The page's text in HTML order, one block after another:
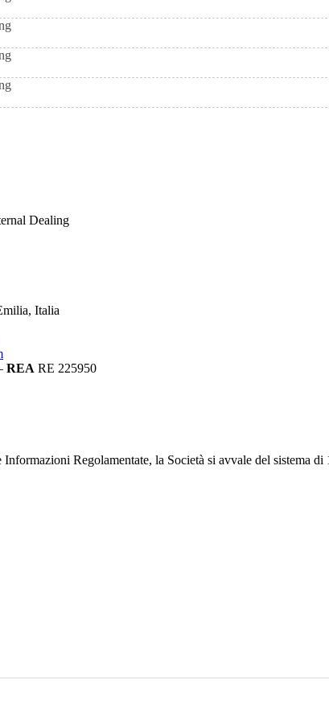
Dealing
Italia
REA RE 225950
Informazioni Regolamentate, la Società si avvale del